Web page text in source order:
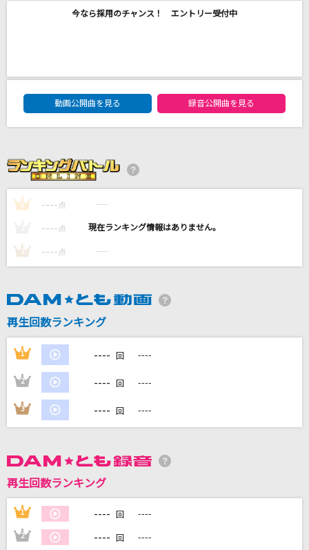
SUPER BEAVER
[生音]若者たち
森山直太朗(直太朗)
Never Grow Up
市川由紀乃
カラオケ最新情報をチェック！
今なら採用のチャンス！ エントリー受付中
DAM★ともボーカルエントリーランキング
動画公開曲を見る
録音公開曲を見る
1 ---- 点 ----
---- 点 ----
3 ---- 点 ----
再生回数ランキング
1 ---- 回 ----
2 ---- 回 ----
3 ---- 回 ----
再生回数ランキング
1 ---- 回 ----
2 ---- 回 ----